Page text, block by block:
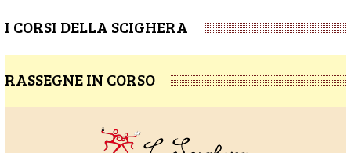
I CORSI DELLA SCIGHERA
RASSEGNE IN CORSO